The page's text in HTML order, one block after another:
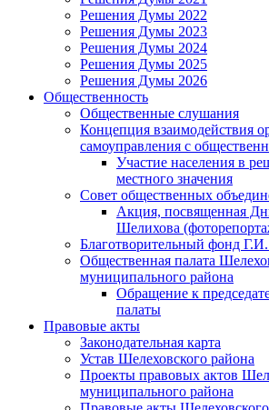
Решения Думы 2022
Решения Думы 2023
Решения Думы 2024
Решения Думы 2025
Решения Думы 2026
Общественность
Общественные слушания
Концепция взаимодействия
самоуправления с
Участие населения в
местного значения
Совет общественных
Акция, посвященная
Шелихова
Благотворительный фонд
Общественная палата
муниципального района
Обращение к
палаты
Правовые акты
Законодательная карта
Устав Шелеховского района
Проекты правовых актов
муниципального района